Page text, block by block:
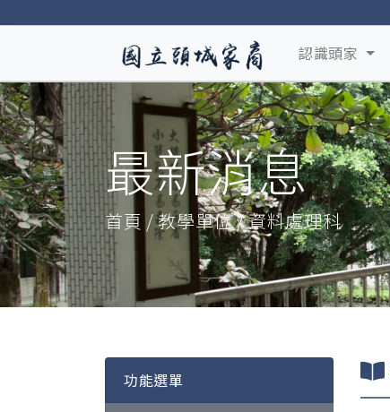
認識頭家
最新消息
首頁 / 教學單位 / 資料處理科
功能選單